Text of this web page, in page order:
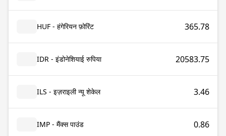
HUF - हंगेरियन फ़ोरिंट 365.78
IDR - इंडोनेशियाई रुपिया 20583.75
ILS - इज़राइली न्यू शेकेल 3.46
IMP - मैंक्स पाउंड 0.86